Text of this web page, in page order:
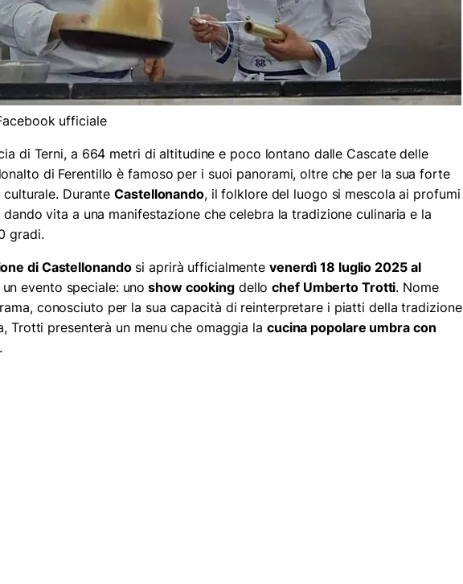
ufficiale
di Terni, a 664 metri di altitudine e poco lontano dalle Cascate delle
di Ferentillo è famoso per i suoi panorami, oltre che per la sua forte
DuranteCastellonando, il folklore del luogo si mescola ai profumi
vita a una manifestazione che celebra la tradizione culinaria e la
gradi.
di Castellonandosi aprirà ufficialmente venerdì 18 luglio 2025 al
evento speciale: uno show cookingdellochef Umberto Trotti. Nome
conosciuto per la sua capacità di reinterpretare i piatti della tradizione
Trotti presenterà un menu che omaggia la cucina popolare umbra con
.